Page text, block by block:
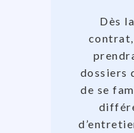
Dès
dossiers
de se